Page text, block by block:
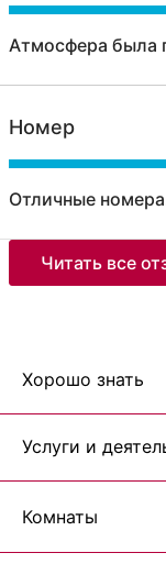
Атмосфера была
Номер
Отличные
Читать все
Хорошо знать
Услуги и
Комнаты